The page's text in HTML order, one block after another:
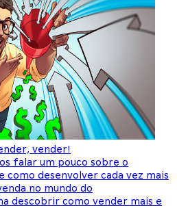
vender!
falar um pouco sobre o
como desenvolver cada vez mais
no mundo do
descobrir como vender mais e